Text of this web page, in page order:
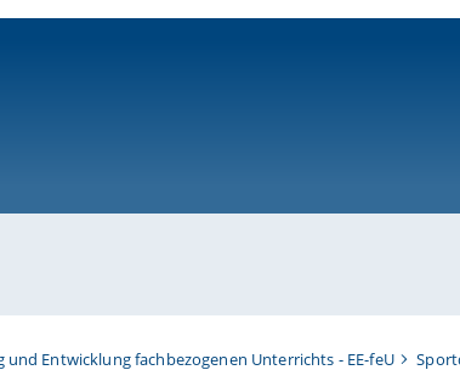
Entwicklung fachbezogenen Unterrichts - EE-feU